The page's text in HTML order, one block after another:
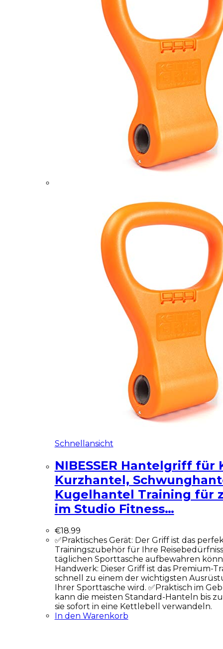
Schnellansicht
NIBESSER Hantelgriff für
Kurzhantel,
Kugelhantel Training für
im Studio Fitness…
€18.99
✅Praktisches Gerät: Der Griff ist das
Trainingszubehör für Ihre
täglichen Sporttasche aufbewahren
Handwerk: Dieser Griff ist das Premium-
schnell zu einem der wichtigsten
Ihrer Sporttasche wird. ✅Praktisch im
kann die meisten Standard-Hanteln bis
sie sofort in eine Kettlebell verwandeln.
In den Warenkorb